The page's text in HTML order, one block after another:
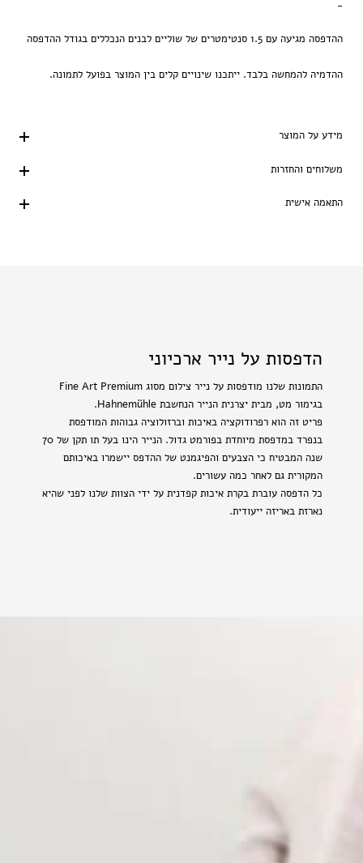
-
ההדפסה מגיעה עם 1.5 סנטימטרים של שוליים לבנים הנכללים בגודל ההדפסה
ההדמיה להמחשה בלבד. ייתכנו שינויים קלים בין המוצר בפועל לתמונה.
מידע על המוצר
משלוחים והחזרות
התאמה אישית
הדפסות על נייר ארכיוני
התמונות שלנו מודפסות על נייר צילום מסוג Fine Art Premium
בגימור מט, מבית יצרנית הנייר הנחשבת Hahnemühle.
פריט זה הוא רפרודוקציה באיכות וברזולוציה גבוהות המודפסת
בנפרד במדפסת מיוחדת בפורמט גדול. הנייר הינו בעל תו תקן של 70
שנה המבטיח כי הצבעים והפיגמנט של ההדפס יישמרו באיכותם
המקורית גם לאחר כמה עשורים.
כל הדפסה עוברת בקרת איכות קפדנית על ידי הצוות שלנו לפני שהיא
נארזת באריזה ייעודית.